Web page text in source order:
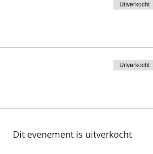
Uitverkocht
Uitverkocht
Dit evenement is uitverkocht